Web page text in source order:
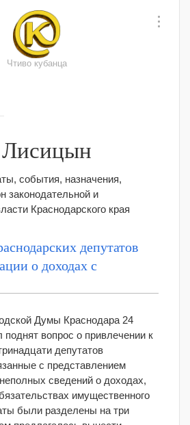
Чтиво кубанца
события, назначения,
законодательной и
Краснодарского края
депутатов
о доходах с
Думы Краснодара 24
поднят вопрос о привлечении к
депутатов
с представлением
сведений о доходах,
имущественного
были разделены на три